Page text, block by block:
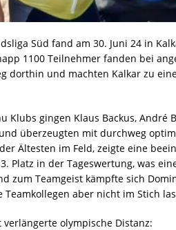
Süd fand am 30. Juni 24 in
1100 Teilnehmer fanden bei
dorthin und machten Kalkar zu
Klubs gingen Klaus Backus, André
überzeugten mit durchweg
Ältesten im Feld, zeigte eine
Platz in der Tageswertung, was
zum Teamgeist kämpfte sich
aber nicht im Stich
olympische Distanz: